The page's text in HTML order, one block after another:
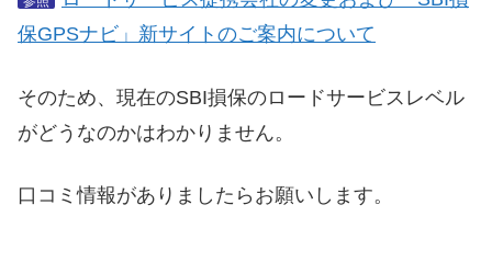
保GPSナビ」新サイトのご案内について
そのため、現在のSBI損保のロードサービスレベル
がどうなのかはわかりません。
口コミ情報がありましたらお願いします。